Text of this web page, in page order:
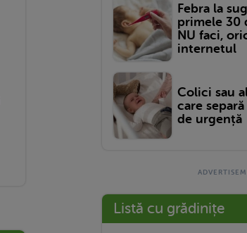
Febra la
primele 30
NU faci,
internetul
Colici sau
care
de urgență
Listă cu grădinițe